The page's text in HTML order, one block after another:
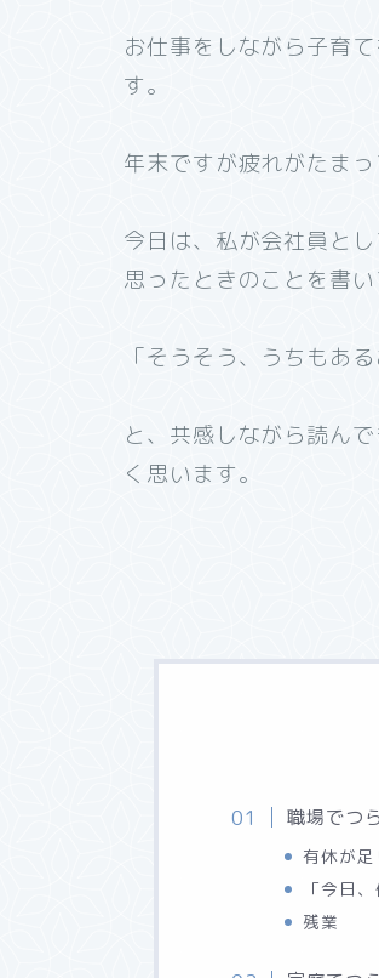
お仕事をしながら子育
す。
年末ですが疲れがたま
今日は、私が会社員と
思ったときのことを書い
「そうそう、うちもある
と、共感しながら読ん
く思います。
職場でつ
有休が足
「今日
残業